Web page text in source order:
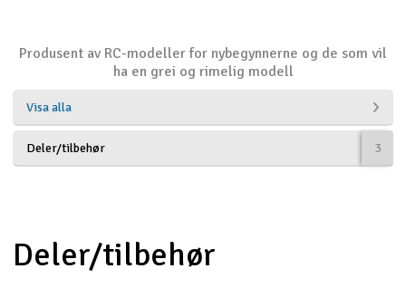
Bilbana
Båtar
Drönare för FPV
Produsent av RC-modeller for nybegynnerne og de som vil
ha en grei og rimelig modell
Visa alla
Deler/tilbehør 3
Deler/tilbehør